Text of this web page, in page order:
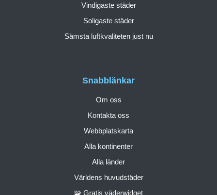
Snabblänkar
Om oss
Kontakta oss
Webbplatskarta
Alla kontinenter
Alla länder
Världens huvudstäder
🧩 Gratis väderwidget
Vindigaste städer
Soligaste städer
Sämsta luftkvaliteten just nu